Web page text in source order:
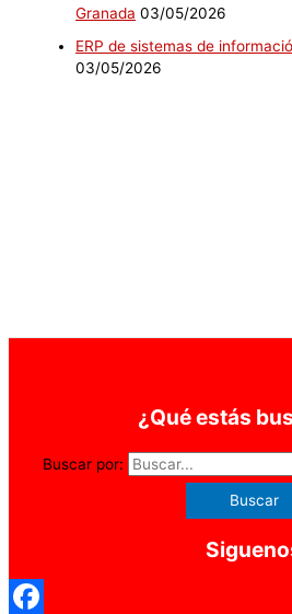
Granada 03/05/2026
ERP de sistemas de
03/05/2026
¿Qué estás
Buscar por: